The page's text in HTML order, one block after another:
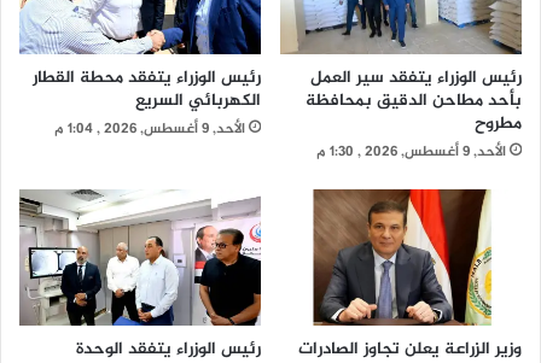
رئيس الوزراء يتفقد سير العمل
بأحد مطاحن الدقيق بمحافظة
مطروح
الأحد, 9 أغسطس, 2026 , 1:30 م
رئيس الوزراء يتفقد محطة القطار
الكهربائي السريع
الأحد, 9 أغسطس, 2026 , 1:04 م
وزير الزراعة يعلن تجاوز الصادرات
رئيس الوزراء يتفقد الوحدة